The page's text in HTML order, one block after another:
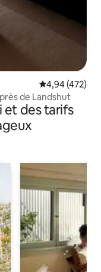
Évaluation
4,94 (472)
de Landshut
et des tarifs